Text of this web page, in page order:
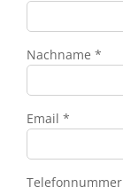
Nachname *
Email *
Telefonnummer